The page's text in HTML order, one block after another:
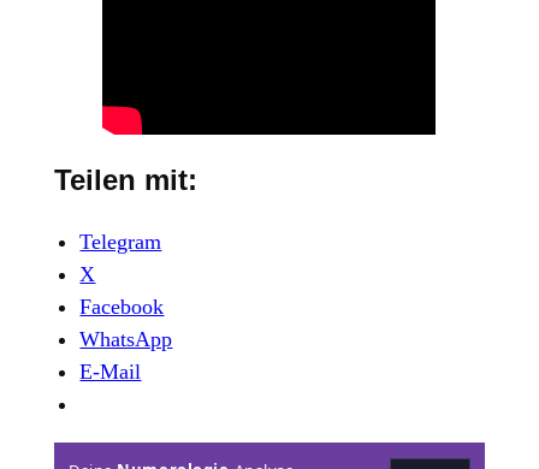
Teilen mit:
Telegram
X
Facebook
WhatsApp
E-Mail